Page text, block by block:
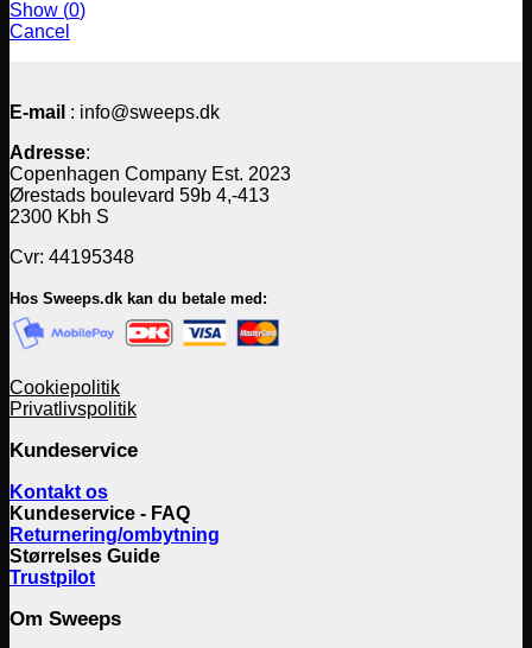
Show (0)
Cancel
E-mail : info@sweeps.dk
Adresse:
Copenhagen Company Est. 2023
Ørestads boulevard 59b 4,-413
2300 Kbh S
Cvr: 44195348
Hos Sweeps.dk kan du betale med:
Cookiepolitik
Privatlivspolitik
Kundeservice
Kontakt os
Kundeservice - FAQ
Returnering/ombytning
Størrelses Guide
Trustpilot
Om Sweeps